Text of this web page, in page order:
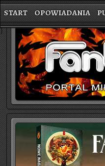
START OPOWIADANIA
}